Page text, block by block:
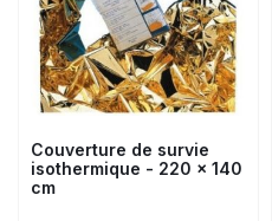
Couverture de survie
isothermique - 220 x 140
cm